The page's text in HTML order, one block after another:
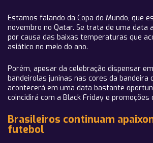
Estamos falando da Copa do Mundo, que
novembro no Qatar. Se trata de uma data
por causa das baixas temperaturas que
asiático no meio do ano.
Porém, apesar da celebração dispensar
bandeirolas juninas nas cores da bandeira
acontecerá em uma data bastante
coincidirá com a Black Friday e promoções
Brasileiros continuam
futebol